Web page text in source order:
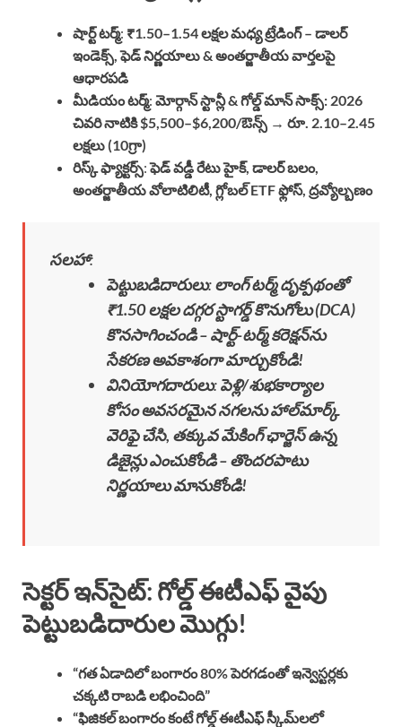
షార్ట్ టర్మ్: ₹1.50–1.54 లక్షల మధ్య ట్రేడింగ్ – డాలర్
ఇండెక్స్, ఫెడ్ నిర్ణయాలు & అంతర్జాతీయ వార్తలపై
ఆధారపడి
మీడియం టర్మ్: మోర్గాన్ స్టాన్లీ & గోల్డ్ మాన్ సాక్స్: 2026
చివరి నాటికి $5,500–$6,200/ఔన్స్ → రూ. 2.10–2.45
లక్షలు (10గ్రా)
రిస్క్ ఫ్యాక్టర్స్:ఫెడ్ వడ్డీ రేటు హైక్, డాలర్ బలం,
అంతర్జాతీయ వోలాటిలిటీ, గ్లోబల్ ETF ఫ్లోస్, ద్రవ్యోల్బణం
సలహా:
పెట్టుబడిదారులు:లాంగ్ టర్మ్ దృక్పథంతో
₹1.50 లక్షల దగ్గర స్టాగర్డ్ కొనుగోలు (DCA)
కొనసాగించండి – షార్ట్-టర్మ్ కరెక్షన్‌ను
సేకరణ అవకాశంగా మార్చుకోండి!
వినియోగదారులు:పెళ్లి/శుభకార్యాల
కోసం అవసరమైన నగలను హాల్‌మార్క్
వెరిఫై చేసి, తక్కువ మేకింగ్ ఛార్జెస్ ఉన్న
డిజైన్లు ఎంచుకోండి – తొందరపాటు
నిర్ణయాలు మానుకోండి!
సెక్టర్ ఇన్‌సైట్: గోల్డ్ ఈటీఎఫ్ వైపు
పెట్టుబడిదారుల మొగ్గు!
“గత ఏడాదిలో బంగారం 80% పెరగడంతో ఇన్వెస్టర్లకు
చక్కటి రాబడి లభించింది”
“ఫిజికల్ బంగారం కంటే గోల్డ్ ఈటీఎఫ్ స్కీమ్‌లలో